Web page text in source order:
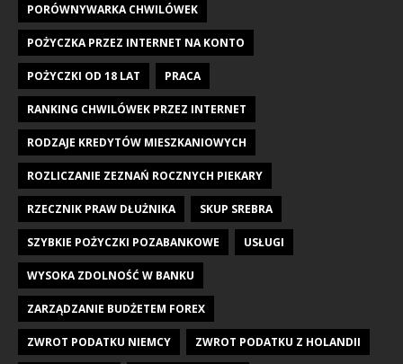
PORÓWNYWARKA CHWILÓWEK
POŻYCZKA PRZEZ INTERNET NA KONTO
POŻYCZKI OD 18 LAT PRACA
RANKING CHWILÓWEK PRZEZ INTERNET
RODZAJE KREDYTÓW MIESZKANIOWYCH
ROZLICZANIE ZEZNAŃ ROCZNYCH PIEKARY
RZECZNIK PRAW DŁUŻNIKA SKUP SREBRA
SZYBKIE POŻYCZKI POZABANKOWE USŁUGI
WYSOKA ZDOLNOŚĆ W BANKU
ZARZĄDZANIE BUDŻETEM FOREX
ZWROT PODATKU NIEMCY ZWROT PODATKU Z HOLANDII